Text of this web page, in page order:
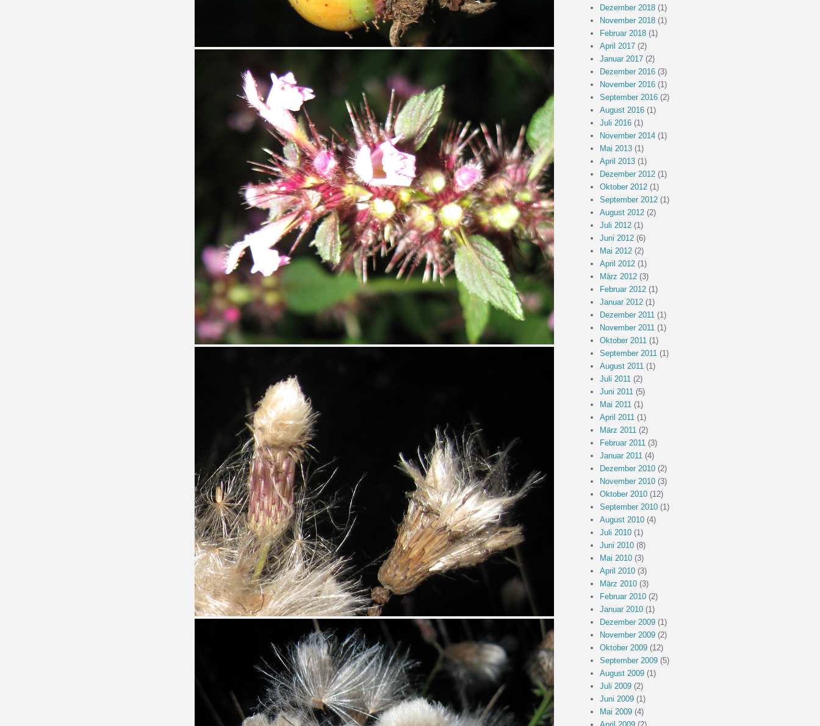
Dezember 2018(1)
November 2018(1)
Februar 2018(1)
April 2017(2)
Januar 2017(2)
Dezember 2016(3)
November 2016(1)
September 2016(2)
August 2016(1)
Juli 2016(1)
November 2014(1)
Mai 2013(1)
April 2013(1)
Dezember 2012(1)
Oktober 2012(1)
September 2012(1)
August 2012(2)
Juli 2012(1)
Juni 2012(6)
Mai 2012(2)
April 2012(1)
März 2012(3)
Februar 2012(1)
Januar 2012(1)
Dezember 2011 (1)
November 2011 (1)
Oktober 2011 (1)
September 2011 (1)
August 2011 (1)
Juli 2011 (2)
Juni 2011 (5)
Mai 2011 (1)
April 2011 (1)
März 2011 (2)
Februar 2011 (3)
Januar 2011 (4)
Dezember 2010(2)
November 2010(3)
Oktober 2010(12)
September 2010(1)
August 2010(4)
Juli 2010(1)
Juni 2010(8)
Mai 2010(3)
April 2010(3)
März 2010(3)
Februar 2010(2)
Januar 2010(1)
Dezember 2009(1)
November 2009(2)
Oktober 2009(12)
September 2009(5)
August 2009(1)
Juli 2009(2)
Juni 2009(1)
Mai 2009(4)
April 2009(2)